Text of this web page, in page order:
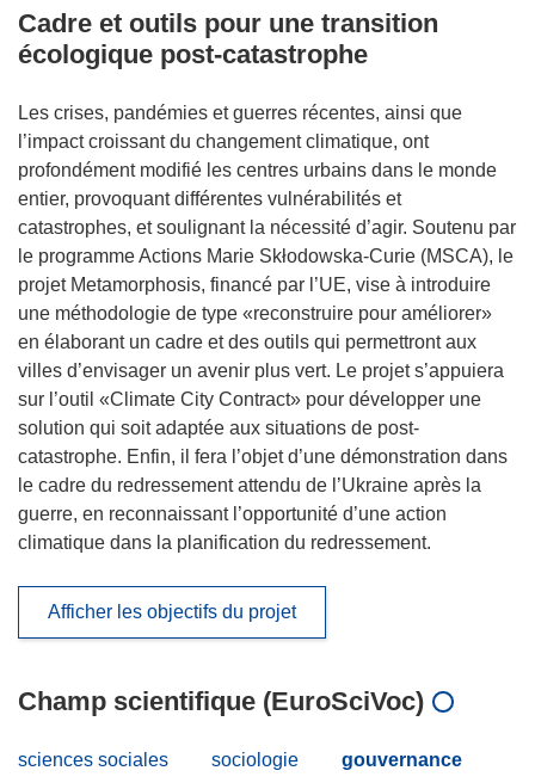
Cadre et outils pour une transition
écologique post-catastrophe
Les crises, pandémies et guerres récentes, ainsi que
l’impact croissant du changement climatique, ont
profondément modifié les centres urbains dans le monde
entier, provoquant différentes vulnérabilités et
catastrophes, et soulignant la nécessité d’agir. Soutenu par
le programme Actions Marie Skłodowska-Curie (MSCA), le
projet Metamorphosis, financé par l’UE, vise à introduire
une méthodologie de type «reconstruire pour améliorer»
en élaborant un cadre et des outils qui permettront aux
villes d’envisager un avenir plus vert. Le projet s’appuiera
sur l’outil «Climate City Contract» pour développer une
solution qui soit adaptée aux situations de post-
catastrophe. Enfin, il fera l’objet d’une démonstration dans
le cadre du redressement attendu de l’Ukraine après la
guerre, en reconnaissant l’opportunité d’une action
climatique dans la planification du redressement.
Afficher les objectifs du projet
Champ scientifique (EuroSciVoc)
sciences sociales sociologie gouvernance